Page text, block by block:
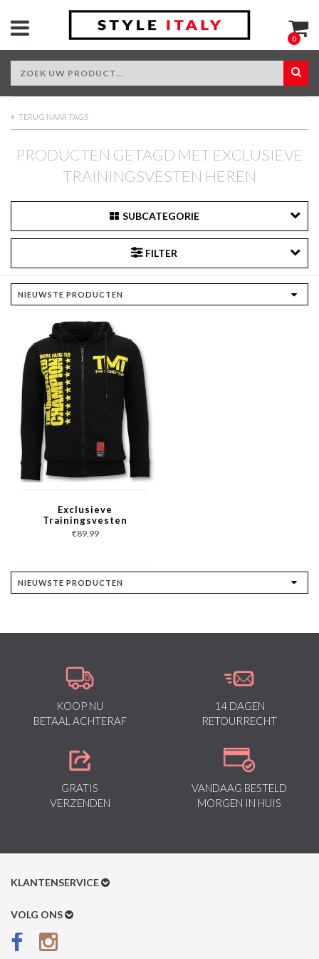
0
TERUG NAAR TAGS
PRODUCTEN GETAGD MET EXCLUSIEVE
TRAININGSVESTEN HEREN
SUBCATEGORIE
FILTER
Exclusieve
Trainingsvesten
Heren - TMT Floyd
Mayweather - Zwart
€89,99
KOOP NU
BETAAL ACHTERAF
14 DAGEN
RETOURRECHT
GRATIS
VERZENDEN
VANDAAG BESTELD
MORGEN IN HUIS
KLANTENSERVICE
Klantenservice
Betaalmethoden
VOLG ONS